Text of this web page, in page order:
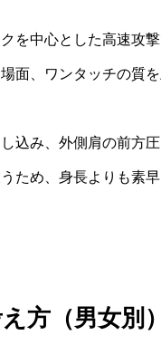
を中心とした高速攻
面、ワンタッチの質
込み、外側肩の前方
ため、身長よりも素
方（男女別）